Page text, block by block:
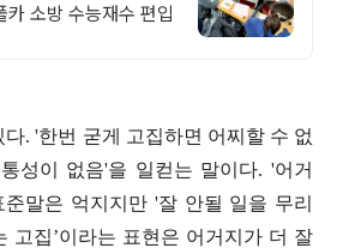
카 소방 수능재수 편입
. '한번 굳게 고집하면 어찌할 수 없
성이 없음'을 일컫는 말이다. '어거
말은 억지지만 '잘안될 일을 무리
고집’이라는 표현은 어거지가 더 잘